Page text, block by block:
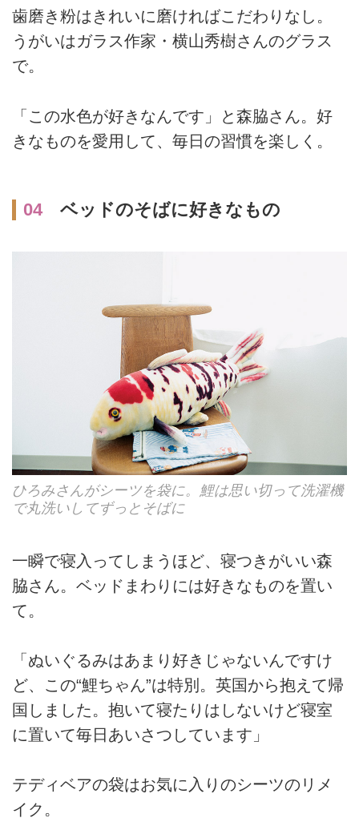
歯磨き粉はきれいに磨ければこだわりなし。
うがいはガラス作家・横山秀樹さんのグラス
で。
「この水色が好きなんです」と森脇さん。好
きなものを愛用して、毎日の習慣を楽しく。
04ベッドのそばに好きなもの
ひろみさんがシーツを袋に。鯉は思い切って洗濯機
で丸洗いしてずっとそばに
一瞬で寝入ってしまうほど、寝つきがいい森
脇さん。ベッドまわりには好きなものを置い
て。
「ぬいぐるみはあまり好きじゃないんですけ
ど、この“鯉ちゃん”は特別。英国から抱えて帰
国しました。抱いて寝たりはしないけど寝室
に置いて毎日あいさつしています」
テディベアの袋はお気に入りのシーツのリメ
イク。